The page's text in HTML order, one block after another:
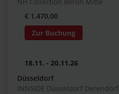
€ 1.470,00
18.11. - 20.11.26
Düsseldorf
INNSIDE Düsseldorf Derendorf